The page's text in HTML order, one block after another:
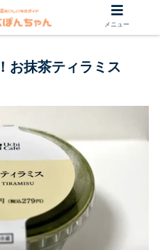
お抹茶ティラミス
メニュー